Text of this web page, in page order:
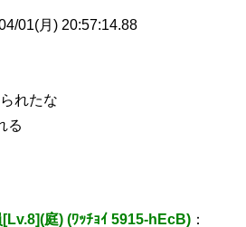
01(月) 20:57:14.88
れたな
る
庭) (ﾜｯﾁｮｲ 5915-hEcB) ：